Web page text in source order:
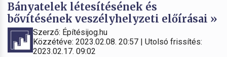
Bányatelek létesítésének és
bővítésének veszélyhelyzeti előírásai »
Szerző: Építésijog.hu
Közzétéve: 2023.02.08. 20:57 | Utolsó frissítés:
2023.02.17. 09:02